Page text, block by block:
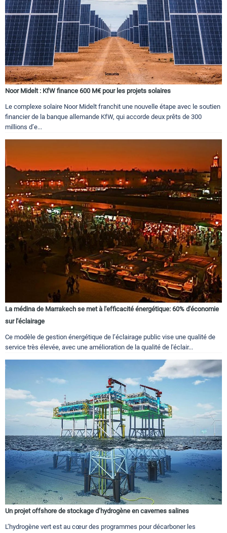
Noor Midelt : KfW finance 600 M€ pour les projets solaires
Le complexe solaire Noor Midelt franchit une nouvelle étape avec le soutien
financier de la banque allemande KfW, qui accorde deux prêts de 300
millions d’e...
La médina de Marrakech se met à l'efficacité énergétique: 60% d'économie
sur l'éclairage
Ce modèle de gestion énergétique de l’éclairage public vise une qualité de
service très élevée, avec une amélioration de la qualité de l'éclair...
Un projet offshore de stockage d’hydrogène en cavernes salines
L’hydrogène vert est au cœur des programmes pour décarboner les